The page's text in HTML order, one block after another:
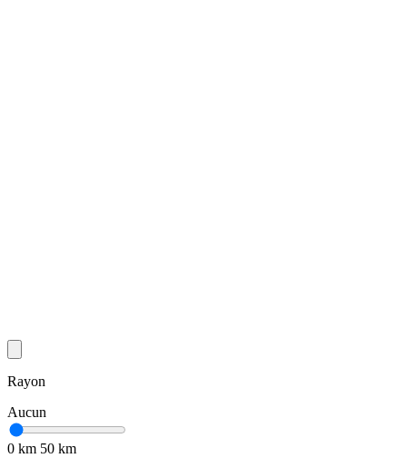
Rayon
Aucun
0 km 50 km